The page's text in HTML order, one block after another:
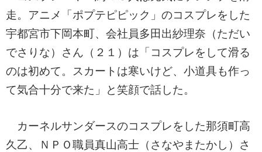
走。アニメ「ポプテピピック」のコスプレをした
宇都宮市下岡本町、会社員多田出紗理奈（ただい
でさりな）さん（２１）は「コスプレをして滑る
のは初めて。スカートは寒いけど、小道具も作っ
て気合十分で来た」と笑顔で話した。
カーネルサンダースのコスプレをした那須町高
久乙、ＮＰＯ職員真山高士（さなやまたかし）さ